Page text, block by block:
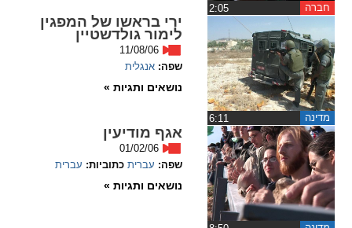
ההגדרות
חברה
מדינה
ירי בראשו של המפגין
לימור גולדשטיין
11/08/06
שפה: אנגלית
נושאים ותגיות »
אגף מודיעין
01/02/06
שפה: עברית כתוביות: עברית
נושאים ותגיות »